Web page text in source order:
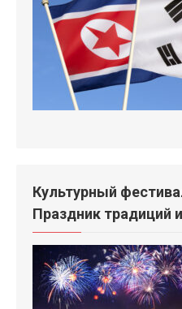
Культурный
Праздник традиций